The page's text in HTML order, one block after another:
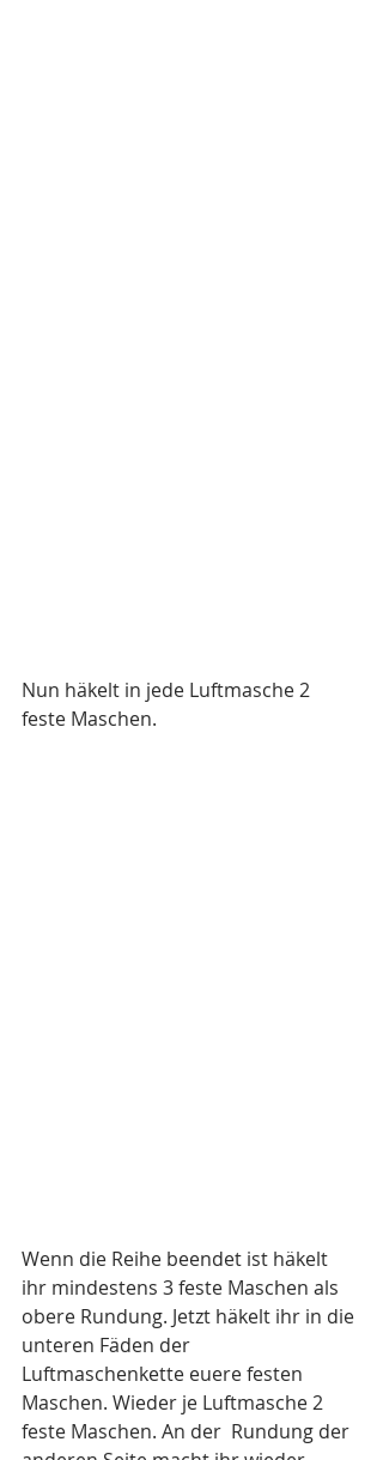
Nun häkelt in jede Luftmasche 2
feste Maschen.
Wenn die Reihe beendet ist häkelt
ihr mindestens 3 feste Maschen als
obere Rundung. Jetzt häkelt ihr in die
unteren Fäden der
Luftmaschenkette euere festen
Maschen. Wieder je Luftmasche 2
feste Maschen. An der  Rundung der